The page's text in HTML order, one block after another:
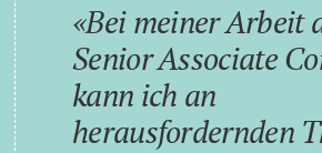
Bei meiner Arbeit
Senior Associate
kann ich an
herausfordernden